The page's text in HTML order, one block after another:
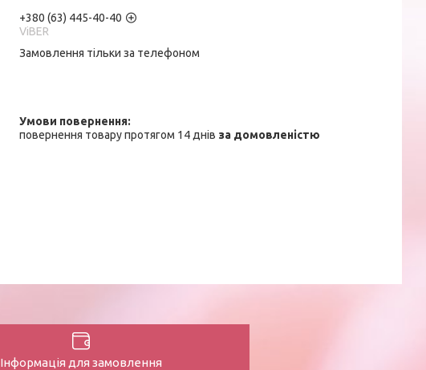
+380 (63) 445-40-40
ViBER
Замовлення тільки за телефоном
повернення товару протягом 14 днів за домовленістю
Інформація для замовлення